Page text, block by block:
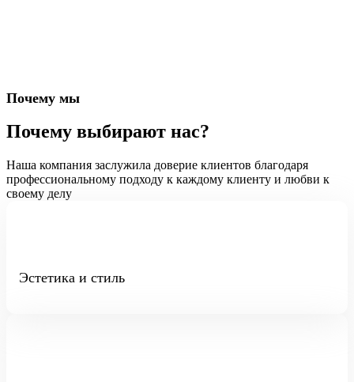
Почему мы
Почему выбирают нас?
Наша компания заслужила доверие клиентов благодаря
профессиональному подходу к каждому клиенту и любви к
своему делу
Эстетика и стиль